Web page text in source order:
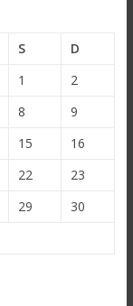
S
D
1
2
8
9
15
16
22
23
29
30